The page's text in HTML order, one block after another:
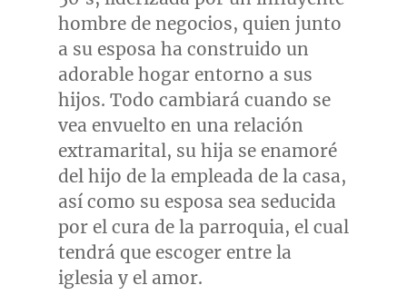
hombre de negocios, quien junto
a su esposa ha construido un
adorable hogar entorno a sus
hijos. Todo cambiará cuando se
vea envuelto en una relación
extramarital, su hija se enamoré
del hijo de la empleada de la casa,
así como su esposa sea seducida
por el cura de la parroquia, el cual
tendrá que escoger entre la
iglesia y el amor.